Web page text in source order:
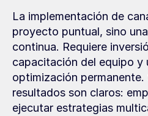
La implementación de
proyecto puntual, sino
continua. Requiere
capacitación del equipo y
optimización permanente.
resultados son claros:
ejecutar estrategias